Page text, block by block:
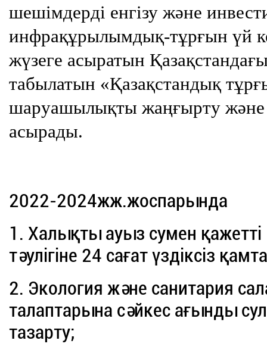
шешімдерді енгізу және
инфрақұрылымдық-тұрғын үй
жүзеге асыратын
табылатын «Қазақстандық
шаруашылықты жаңғырту
асырады.
2022-2024жж.жоспарында
1. Халықты ауыз сумен
тәулігіне 24 сағат үздіксіз
2. Экология және санитария
талаптарына сәйкес ағынды
тазарту;